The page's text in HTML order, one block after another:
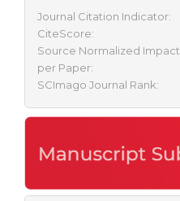
Journal Citation Indicator:
CiteScore:
Source Normalized Impact
per Paper:
SCImago Journal Rank: